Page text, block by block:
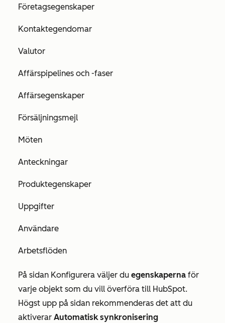
Företagsegenskaper
Kontaktegendomar
Valutor
Affärspipelines och -faser
Affärsegenskaper
Försäljningsmejl
Möten
Anteckningar
Produktegenskaper
Uppgifter
Användare
Arbetsflöden
På sidan Konfigurera väljer du egenskaperna för
varje objekt som du vill överföra till HubSpot.
Högst upp på sidan rekommenderas det att du
aktiverar Automatisk synkronisering